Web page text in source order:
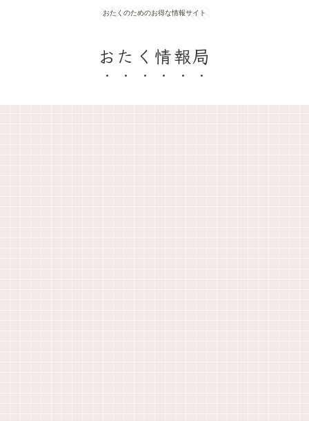
おたくのためのお得な情報サイト
おたく情報局